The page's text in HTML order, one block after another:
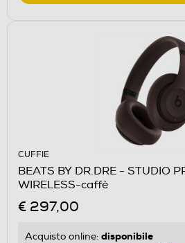
CUFFIE
BEATS BY DR.DRE - STUDIO
WIRELESS-caffè
€ 297,00
Acquisto online: disponibile